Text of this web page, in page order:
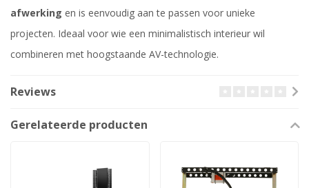
afwerking en is eenvoudig aan te passen voor unieke
projecten. Ideaal voor wie een minimalistisch interieur wil
combineren met hoogstaande AV-technologie.
Reviews
Gerelateerde producten